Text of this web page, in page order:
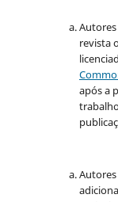
revista
após a